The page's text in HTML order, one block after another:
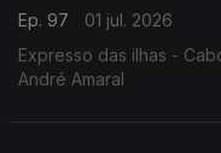
Ep. 97
01 jul. 2026
Expresso das ilhas -
André Amaral